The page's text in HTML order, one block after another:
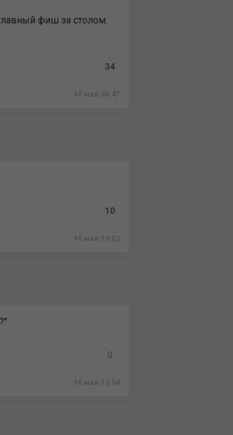
фиш за столом.
16 мая, 06:47
34
16 мая, 10:02
10
16 мая, 13:34
0